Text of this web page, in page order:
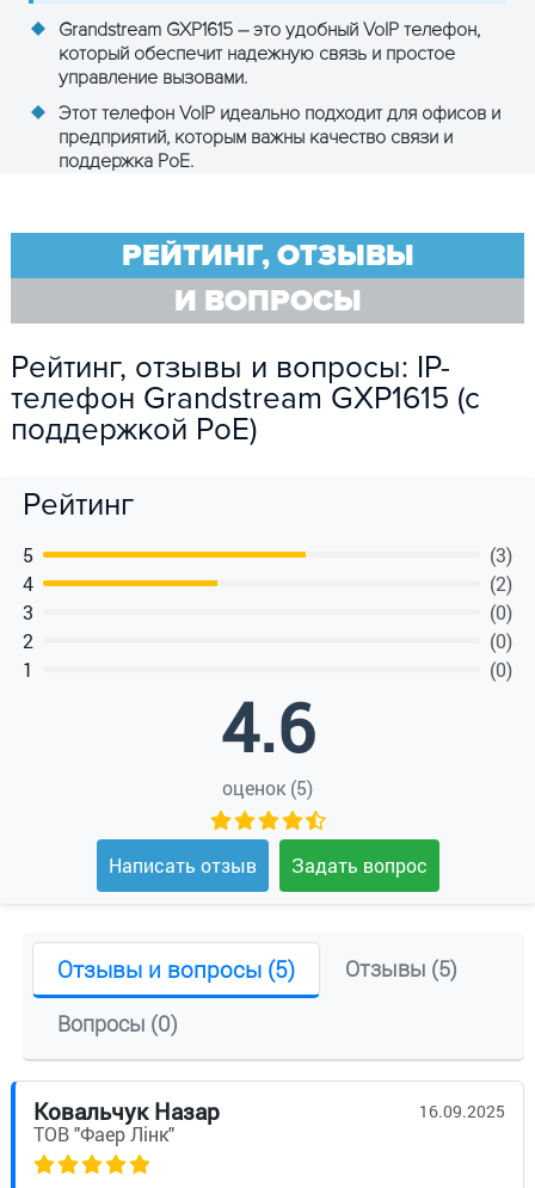
Grandstream GXP1615 – это удобный VoIP телефон,
который обеспечит надежную связь и простое
управление вызовами.
Этот телефон VoIP идеально подходит для офисов и
предприятий, которым важны качество связи и
поддержка PoE.
РЕЙТИНГ, ОТЗЫВЫ
И ВОПРОСЫ
Рейтинг, отзывы и вопросы: IP-
телефон Grandstream GXP1615 (с
поддержкой PoE)
Рейтинг
5
(3)
4
(2)
3
(0)
2
(0)
1
(0)
4.6
оценок (5)
Написать отзыв Задать вопрос
Отзывы и вопросы (5)
Отзывы (5)
Вопросы (0)
Ковальчук Назар
ТОВ "Фаер Лінк"
16.09.2025